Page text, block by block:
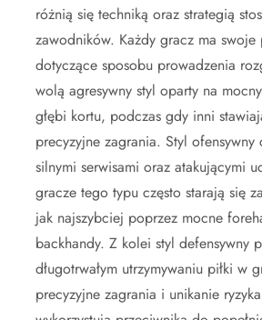
różnią się techniką oraz strategią
zawodników. Każdy gracz ma swoje
dotyczące sposobu prowadzenia
wolą agresywny styl oparty na
głębi kortu, podczas gdy inni
precyzyjne zagrania. Styl ofensywny
silnymi serwisami oraz atakującymi
gracze tego typu często starają się
jak najszybciej poprzez mocne
backhandy. Z kolei styl defensywny
długotrwałym utrzymywaniu piłki w
precyzyjne zagrania i unikanie